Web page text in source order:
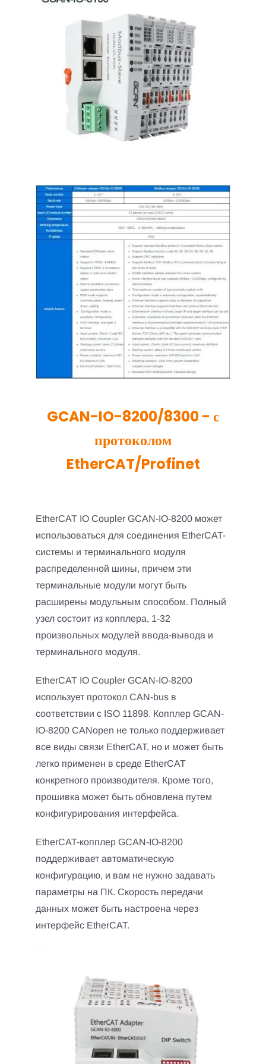
GCAN-IO-8200/8300 - с
протоколом
EtherCAT/Profinet
EtherCAT IO Coupler GCAN-IO-8200 может
использоваться для соединения EtherCAT-
системы и терминального модуля
распределенной шины, причем эти
терминальные модули могут быть
расширены модульным способом. Полный
узел состоит из копплера, 1-32
произвольных модулей ввода-вывода и
терминального модуля.
EtherCAT IO Coupler GCAN-IO-8200
использует протокол CAN-bus в
соответствии с ISO 11898. Копплер GCAN-
IO-8200 CANopen не только поддерживает
все виды связи EtherCAT, но и может быть
легко применен в среде EtherCAT
конкретного производителя. Кроме того,
прошивка может быть обновлена путем
конфигурирования интерфейса.
EtherCAT-копплер GCAN-IO-8200
поддерживает автоматическую
конфигурацию, и вам не нужно задавать
параметры на ПК. Скорость передачи
данных может быть настроена через
интерфейс EtherCAT.